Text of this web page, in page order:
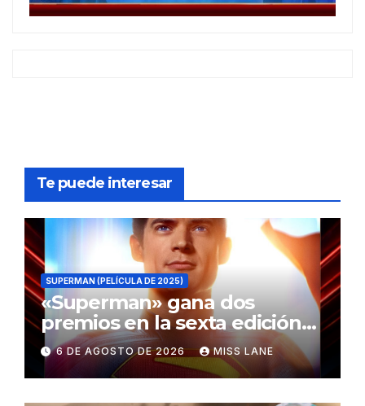
Te puede interesar
SUPERMAN (PELÍCULA DE 2025)
«Superman» gana dos
premios en la sexta edición
de los Critics Choice Super
Awards
6 DE AGOSTO DE 2026 MISS LANE